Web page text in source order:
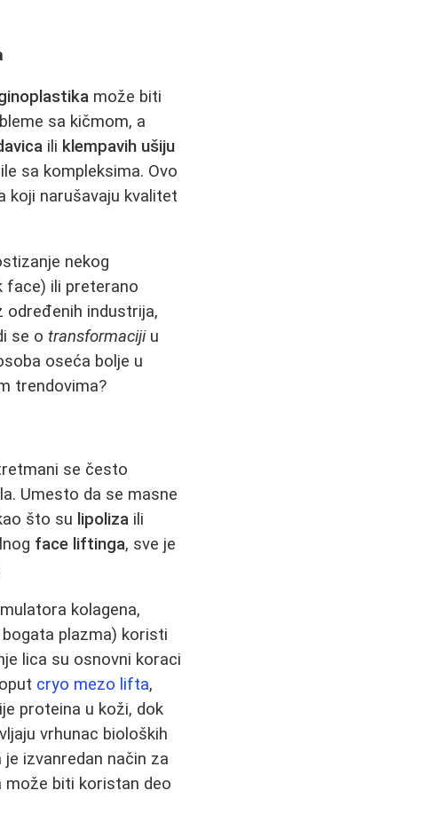
može biti
sa kičmom, a
ili klempavih ušiju
sa kompleksima. Ovo
koji narušavaju kvalitet
nekog
face) ili preterano
određenih industrija,
se otransformacijiu
oseća bolje u
trendovima?
se često
Umesto da se masne
što su lipoliza ili
face liftinga, sve je
kolagena,
plazma) koristi
lica su osnovni koraci
cryo mezo lifta,
proteina u koži, dok
vrhunac bioloških
izvanredan način za
može biti koristan deo